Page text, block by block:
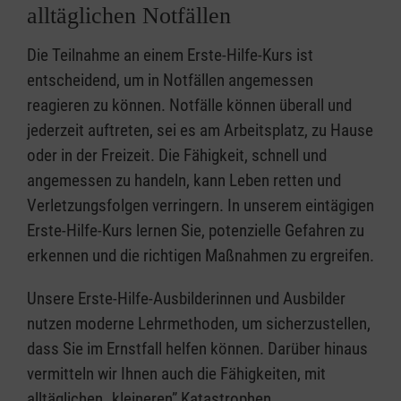
alltäglichen Notfällen
Die Teilnahme an einem Erste-Hilfe-Kurs ist
entscheidend, um in Notfällen angemessen
reagieren zu können. Notfälle können überall und
jederzeit auftreten, sei es am Arbeitsplatz, zu Hause
oder in der Freizeit. Die Fähigkeit, schnell und
angemessen zu handeln, kann Leben retten und
Verletzungsfolgen verringern. In unserem eintägigen
Erste-Hilfe-Kurs lernen Sie, potenzielle Gefahren zu
erkennen und die richtigen Maßnahmen zu ergreifen.
Unsere Erste-Hilfe-Ausbilderinnen und Ausbilder
nutzen moderne Lehrmethoden, um sicherzustellen,
dass Sie im Ernstfall helfen können. Darüber hinaus
vermitteln wir Ihnen auch die Fähigkeiten, mit